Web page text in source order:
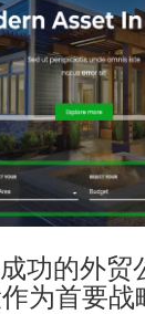
功的外贸
为首要战